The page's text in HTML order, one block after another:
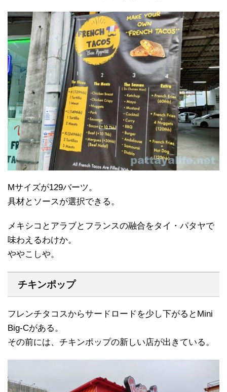
Mサイズが129バーツ。
具材とソースが選択できる。
メキシコとアラブとフランスの融合をタイ・パタヤで
味わえるわけか。
ややこしや。
チキンポップ
フレンチタコスからサードロードを少し下がるとMini
Big-Cがある。
その前には、チキンポップの新しい店が出きている。